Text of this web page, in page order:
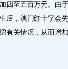
四至五百万元。由
后，澳门红十字会
有关情况，从而增